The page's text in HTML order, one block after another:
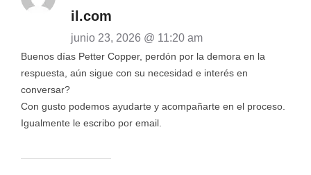
il.com
junio 23, 2026 @ 11:20 am
Buenos días Petter Copper, perdón por la demora en la
respuesta, aún sigue con su necesidad e interés en
conversar?
Con gusto podemos ayudarte y acompañarte en el proceso.
Igualmente le escribo por email.